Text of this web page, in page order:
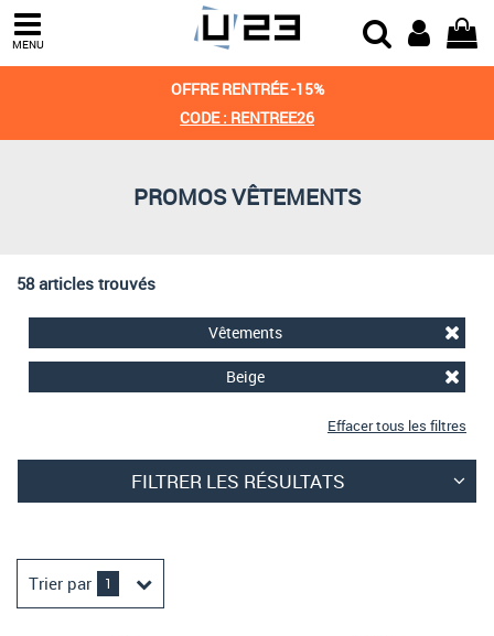
MENU
OFFRE RENTRÉE -15%
CODE : RENTREE26
PROMOS VÊTEMENTS
58 articles trouvés
Vêtements
Beige
Effacer tous les filtres
FILTRER LES RÉSULTATS
Trier par 1
Trier par
Derniers arrivages